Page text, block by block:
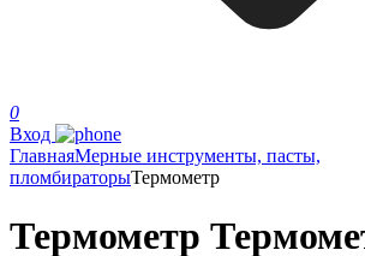
0
Вход
ГлавнаяМерные инструменты, пасты,
пломбираторыТермометр
Термометр